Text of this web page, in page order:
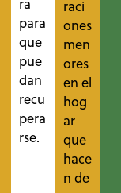
para
que
pue
dan
recu
pera
rse.
raci
ones
men
ores
en el
hog
ar
que
hace
n de